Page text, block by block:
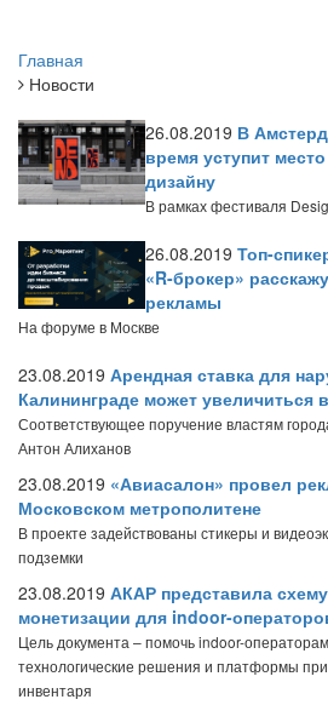
Главная
Новости
26.08.2019 В
время уступит
дизайну
В рамках фестиваля
26.08.2019 Топ-
«R-брокер»
рекламы
На форуме в Москве
23.08.2019 Арендная ставка для
Калининграде может увеличиться
Соответствующее поручение властям
Антон Алиханов
23.08.2019 «Авиасалон» провел
Московском метрополитене
В проекте задействованы стикеры и
подземки
23.08.2019 АКАР представила
монетизации для indoor-
Цель документа – помочь indoor-
технологические решения и платформы
инвентаря